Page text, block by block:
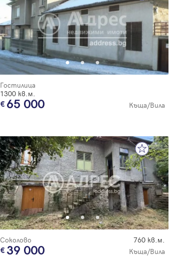
Гостилица
1300 кв.м.
65 000 Къща/Вила
Соколово 760 кв.м.
39 000 Къща/Вила